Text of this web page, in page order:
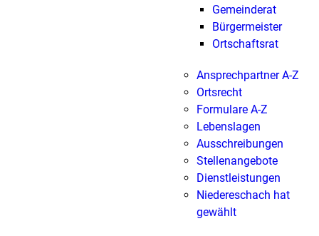
Gemeinderat
Bürgermeister
Ortschaftsrat
Ansprechpartner A-Z
Ortsrecht
Formulare A-Z
Lebenslagen
Ausschreibungen
Stellenangebote
Dienstleistungen
Niedereschach hat
gewählt